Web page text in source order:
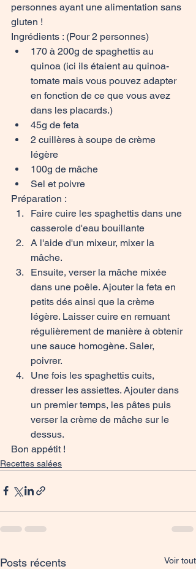
personnes ayant une alimentation sans
gluten !
Ingrédients : (Pour 2 personnes)
170 à 200g de spaghettis au
quinoa (ici ils étaient au quinoa-
tomate mais vous pouvez adapter
en fonction de ce que vous avez
dans les placards.)
45g de feta
2 cuillères à soupe de crème
légère
100g de mâche
Sel et poivre
Préparation :
Faire cuire les spaghettis dans une
casserole d'eau bouillante
A l'aide d'un mixeur, mixer la
mâche.
Ensuite, verser la mâche mixée
dans une poêle. Ajouter la feta en
petits dés ainsi que la crème
légère. Laisser cuire en remuant
régulièrement de manière à obtenir
une sauce homogène. Saler,
poivrer.
Une fois les spaghettis cuits,
dresser les assiettes. Ajouter dans
un premier temps, les pâtes puis
verser la crème de mâche sur le
dessus.
Bon appétit !
Recettes salées
Posts récents Voir tout